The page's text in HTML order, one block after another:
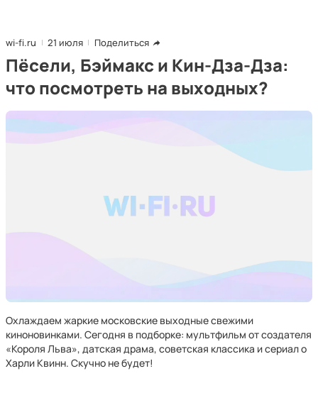
wi-fi.ru 21 июля Поделиться
Пёсели, Бэймакс и Кин-Дза-Дза:
что посмотреть на выходных?
Охлаждаем жаркие московские выходные свежими
киноновинками. Сегодня в подборке: мультфильм от создателя
«Короля Льва», датская драма, советская классика и сериал о
Харли Квинн. Скучно не будет!